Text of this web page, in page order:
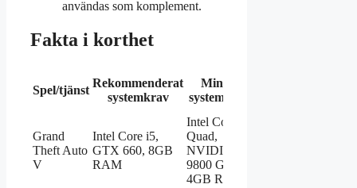
användas som komplement.
Fakta i korthet
Spel/tjänst
Rekommenderat
systemkrav
Minsta
systemkrav
Grand
Theft Auto
V
Intel Core i5,
GTX 660, 8GB
RAM
Intel Core 2
Quad,
NVIDIA
9800 GT,
4GB RAM